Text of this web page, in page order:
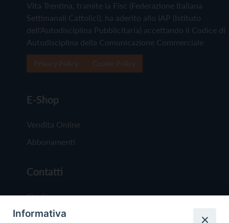
Vita Trentina, tramite la Fisc (Federazione Italiana
Settimanali Cattolici), ha aderito allo IAP (Istituto
dell'Autodisciplina Pubblicitaria) accettando il Codice di
Autodisciplina della Comunicazione Commerciale
E-Shop
Vendita Online
Abbonamenti
Contatti
Chi Siamo
Redazione
Informativa